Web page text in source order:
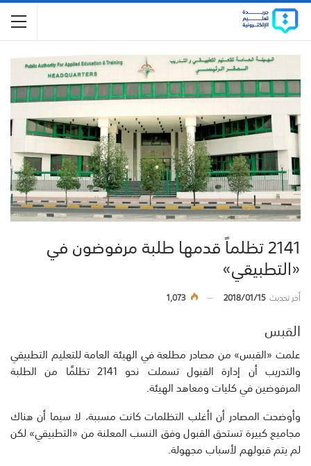
2141 تظلماً قدمها طلبة مرفوضون في
«التطبيقي»
أخر تحديث2018/01/15
1,073
القبس
علمت «القبس» من مصادر مطلعة في الهيئة العامة للتعليم التطبيقي
والتدريب أن إدارة القبول تسملت نحو 2141 تظلمًا من الطلبة
المرفوضين في كليات ومعاهد الهيئة.
وأوضحت المصادر أن اأغلب التظلمات كانت مسببة، لا سيما أن هناك
مجاميع كبيرة تستحق القبول وفق النسب المعلنة من «التطبيقي» لكن
لم يتم قبولهم لأسباب مجهولة.